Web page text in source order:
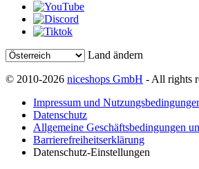
Land ändern
© 2010-2026 niceshops GmbH - All rights
Impressum und
Datenschutz
Allgemeine Geschäftsbedingungen
Barrierefreiheitserklärung
Datenschutz-Einstellungen